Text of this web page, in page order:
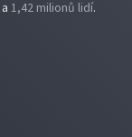
a 1,42 milionů lidí.